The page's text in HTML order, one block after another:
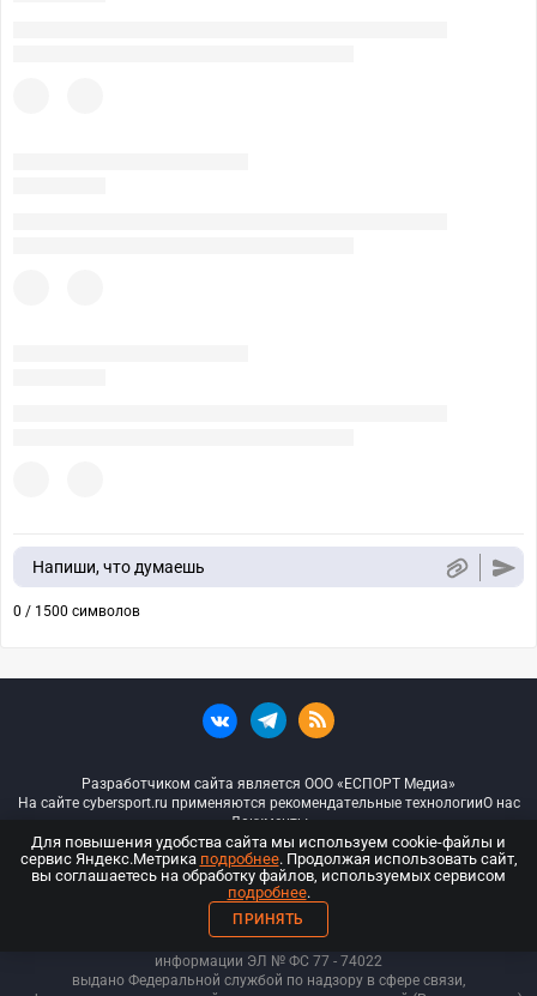
Напиши, что думаешь
0 / 1500 символов
Разработчиком сайта является ООО «ЕСПОРТ Медиа»
На сайте cybersport.ru применяются рекомендательные технологииО нас
Документы
© ООО «Киберспорт.ру» — Все права защищены
18+
ООО «Киберспорт.ру». Свидетельство о регистрации средств массовой
информации ЭЛ № ФС 77 - 74022
выдано Федеральной службой по надзору в сфере связи,
Для повышения удобства сайта мы используем cookie-файлы и
сервис Яндекс.Метрика подробнее. Продолжая использовать сайт,
вы соглашаетесь на обработку файлов, используемых сервисом
подробнее.
ПРИНЯТЬ